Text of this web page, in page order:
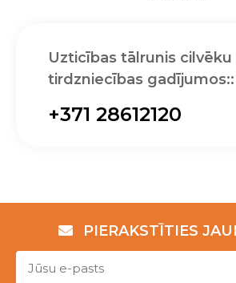
Uzticības tālrunis cilvēku
tirdzniecības gadījumos::
+371 28612120
PIERAKSTĪTIES